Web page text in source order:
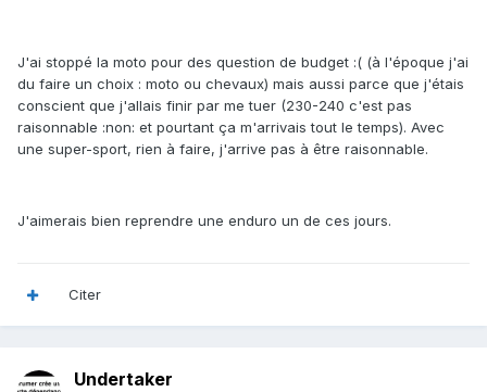
J'ai stoppé la moto pour des question de budget :( (à l'époque j'ai
du faire un choix : moto ou chevaux) mais aussi parce que j'étais
conscient que j'allais finir par me tuer (230-240 c'est pas
raisonnable :non: et pourtant ça m'arrivais tout le temps). Avec
une super-sport, rien à faire, j'arrive pas à être raisonnable.
J'aimerais bien reprendre une enduro un de ces jours.
Citer
Undertaker